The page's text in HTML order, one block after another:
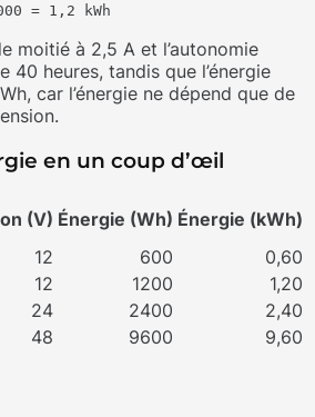
= 1,2 kWh
moitié à 2,5 A et l’autonomie
40 heures, tandis que l’énergie
car l’énergie ne dépend que de
en un coup d’œil
(V) Énergie (Wh) Énergie (kWh)
12 600
0,60
12 1200
1,20
24 2400
2,40
48 9600 9,60